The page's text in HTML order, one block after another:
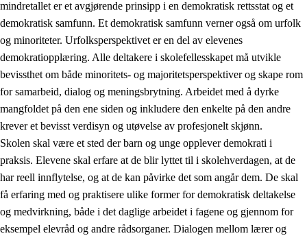
1.5 Respekt for naturen og miljøbevissthet
mindretallet er et avgjørende prinsipp i en demokratisk rettsstat og et
demokratisk samfunn. Et demokratisk samfunn verner også om urfolk
og minoriteter. Urfolksperspektivet er en del av elevenes
demokratiopplæring. Alle deltakere i skolefellesskapet må utvikle
bevissthet om både minoritets- og majoritetsperspektiver og skape rom
for samarbeid, dialog og meningsbrytning. Arbeidet med å dyrke
mangfoldet på den ene siden og inkludere den enkelte på den andre
krever et bevisst verdisyn og utøvelse av profesjonelt skjønn.
Skolen skal være et sted der barn og unge opplever demokrati i
praksis. Elevene skal erfare at de blir lyttet til i skolehverdagen, at de
har reell innflytelse, og at de kan påvirke det som angår dem. De skal
få erfaring med og praktisere ulike former for demokratisk deltakelse
og medvirkning, både i det daglige arbeidet i fagene og gjennom for
eksempel elevråd og andre rådsorganer. Dialogen mellom lærer og